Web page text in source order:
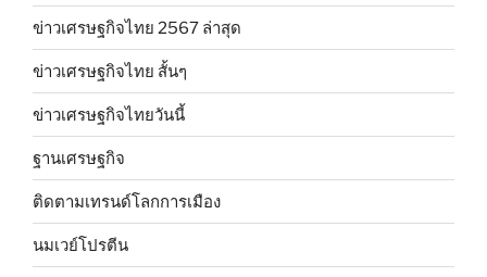
ข่าวเศรษฐกิจไทย 2567 ล่าสุด
ข่าวเศรษฐกิจไทย สั้นๆ
ข่าวเศรษฐกิจไทยวันนี้
ฐานเศรษฐกิจ
ติดตามเทรนด์โลกการเมือง
นมเวย์โปรตีน